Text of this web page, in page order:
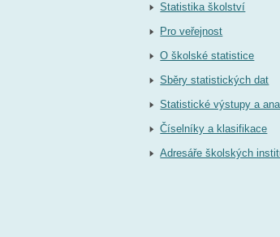
Statistika školství
Pro veřejnost
O školské statistice
Sběry statistických dat
Statistické výstupy a
Číselníky a klasifikace
Adresáře školských